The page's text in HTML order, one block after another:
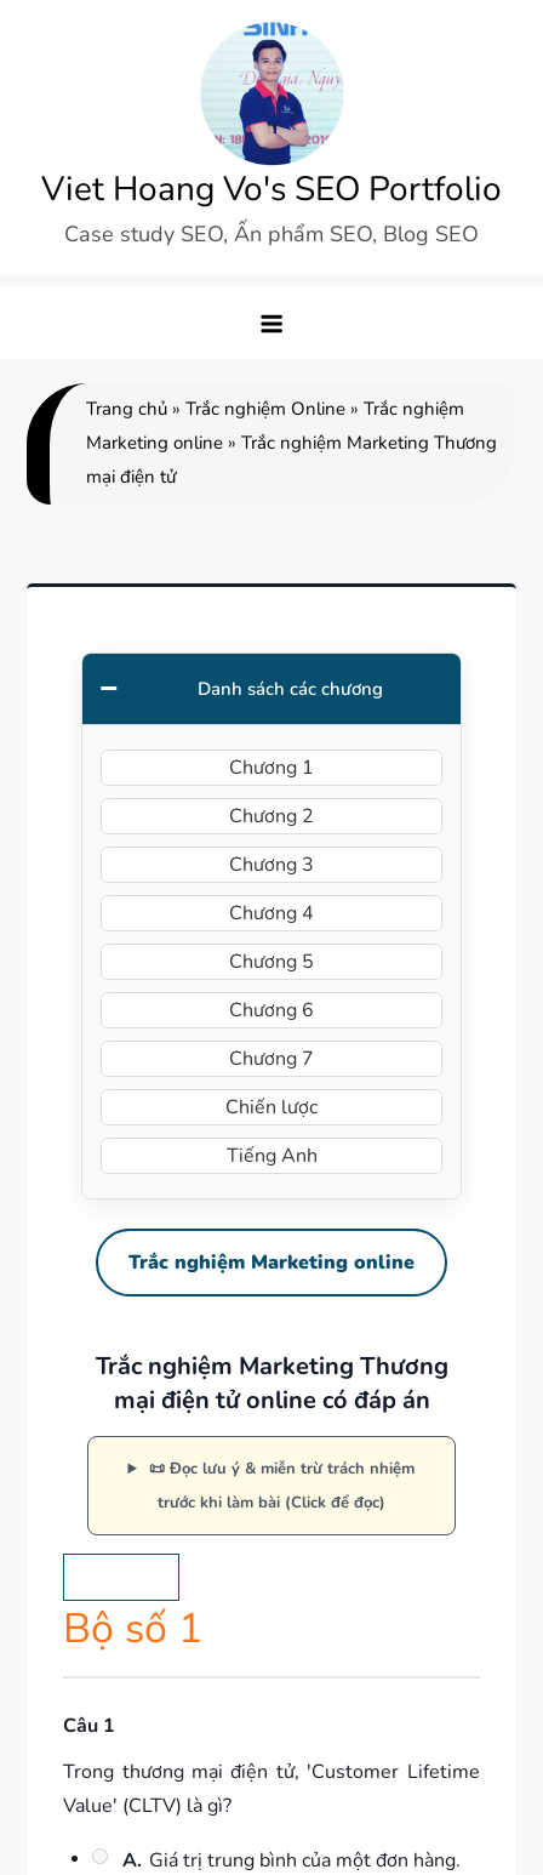
Viet Hoang Vo's SEO Portfolio
Case study SEO, Ấn phẩm SEO, Blog SEO
Trang chủ »Trắc nghiệm Online »Trắc nghiệm
Marketing online »Trắc nghiệm Marketing Thương
mại điện tử
Danh sách các chương
Chương 1
Chương 2
Chương 3
Chương 4
Chương 5
Chương 6
Chương 7
Chiến lược
Tiếng Anh
Trắc nghiệm Marketing online
Trắc nghiệm Marketing Thương
mại điện tử online có đáp án
📜 Đọc lưu ý & miễn trừ trách nhiệm
trước khi làm bài (Click để đọc)
Bộ số 1
Câu 1
Trong thương mại điện tử, 'Customer Lifetime
Value' (CLTV) là gì?
A. Giá trị trung bình của một đơn hàng.